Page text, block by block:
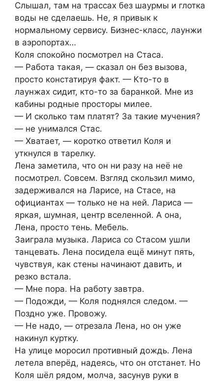
Слышал, там на трассах без шаурмы и глотка
воды не сделаешь. Не, я привык к
нормальному сервису. Бизнес-класс, лаунжи
в аэропортах…
Коля спокойно посмотрел на Стаса.
— Работа такая, — сказал он без вызова,
просто констатируя факт. — Кто-то в
лаунжах сидит, кто-то за баранкой. Мне из
кабины родные просторы милее.
— И сколько там платят? За такие мучения?
— не унимался Стас.
— Хватает, — коротко ответил Коля и
уткнулся в тарелку.
Лена заметила, что он ни разу на неё не
посмотрел. Совсем. Взгляд скользил мимо,
задерживался на Ларисе, на Стасе, на
официантах — только не на ней. Лариса —
яркая, шумная, центр вселенной. А она,
Лена, просто тень. Мебель.
Заиграла музыка. Лариса со Стасом ушли
танцевать. Лена посидела ещё минут пять,
чувствуя, как стены начинают давить, и
резко встала.
— Мне пора. На работу завтра.
— Подожди, — Коля поднялся следом. —
Поздно уже. Провожу.
— Не надо, — отрезала Лена, но он уже
накинул куртку.
На улице моросил противный дождь. Лена
летела вперёд, надеясь, что он отстанет. Но
Коля шёл рядом, молча, засунув руки в